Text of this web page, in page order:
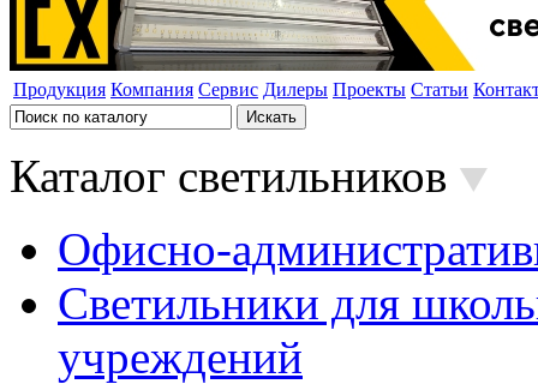
Продукция Компания Сервис Дилеры Проекты Статьи
Каталог светильников
Офисно-
Светильники для
учреждений